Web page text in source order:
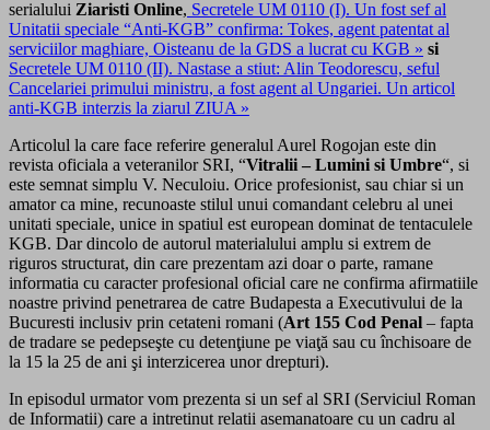
serialului Ziaristi Online, Secretele UM 0110 (I). Un fost sef al
Unitatii speciale “Anti-KGB” confirma: Tokes, agent patentat al
serviciilor maghiare, Oisteanu de la GDS a lucrat cu KGB » si
Secretele UM 0110 (II). Nastase a stiut: Alin Teodorescu, seful
Cancelariei primului ministru, a fost agent al Ungariei. Un articol
anti-KGB interzis la ziarul ZIUA »
Articolul la care face referire generalul Aurel Rogojan este din
revista oficiala a veteranilor SRI, “Vitralii – Lumini si Umbre“, si
este semnat simplu V. Neculoiu. Orice profesionist, sau chiar si un
amator ca mine, recunoaste stilul unui comandant celebru al unei
unitati speciale, unice in spatiul est european dominat de tentaculele
KGB. Dar dincolo de autorul materialului amplu si extrem de
riguros structurat, din care prezentam azi doar o parte, ramane
informatia cu caracter profesional oficial care ne confirma afirmatiile
noastre privind penetrarea de catre Budapesta a Executivului de la
Bucuresti inclusiv prin cetateni romani (Art 155 Cod Penal – fapta
de tradare se pedepseşte cu detenţiune pe viaţă sau cu închisoare de
la 15 la 25 de ani şi interzicerea unor drepturi).
In episodul urmator vom prezenta si un sef al SRI (Serviciul Roman
de Informatii) care a intretinut relatii asemanatoare cu un cadru al